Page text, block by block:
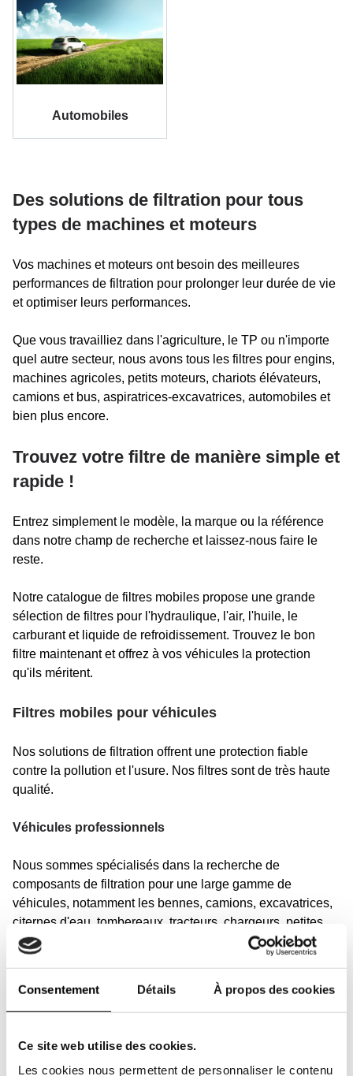
Consentement Détails À propos des cookies
Ce site web utilise des cookies.
Les cookies nous permettent de personnaliser le contenu
Automobiles
Des solutions de filtration pour tous
types de machines et moteurs
Vos machines et moteurs ont besoin des meilleures
performances de filtration pour prolonger leur durée de vie
et optimiser leurs performances.
Que vous travailliez dans l'agriculture, le TP ou n'importe
quel autre secteur, nous avons tous les filtres pour engins,
machines agricoles, petits moteurs, chariots élévateurs,
camions et bus, aspiratrices-excavatrices, automobiles et
bien plus encore.
Trouvez votre filtre de manière simple et
rapide !
Entrez simplement le modèle, la marque ou la référence
dans notre champ de recherche et laissez-nous faire le
reste.
Notre catalogue de filtres mobiles propose une grande
sélection de filtres pour l'hydraulique, l'air, l'huile, le
carburant et liquide de refroidissement. Trouvez le bon
filtre maintenant et offrez à vos véhicules la protection
qu'ils méritent.
Filtres mobiles pour véhicules
Nos solutions de filtration offrent une protection fiable
contre la pollution et l'usure. Nos filtres sont de très haute
qualité.
Véhicules professionnels
Nous sommes spécialisés dans la recherche de
composants de filtration pour une large gamme de
véhicules, notamment les bennes, camions, excavatrices,
citernes d'eau, tombereaux, tracteurs, chargeurs, petites
grues, pelleteuses, chariots élévateurs ainsi que les
Notre gamme de filtres couvre également toutes marques
encore. Ici, vous trouverez des filtres équivalents et
originaux pour les machines de ces marques et d'autres :